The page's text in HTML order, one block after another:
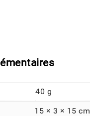
40 g
15 × 3 × 15 cm